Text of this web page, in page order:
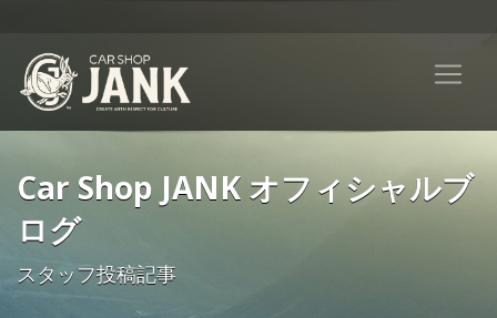
Car Shop JANK オフィシャルブ
ログ
スタッフ投稿記事